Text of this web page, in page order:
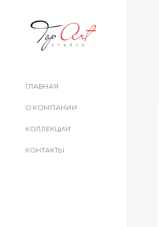
ГЛАВНАЯ
О КОМПАНИИ
КОЛЛЕКЦИИ
КОНТАКТЫ